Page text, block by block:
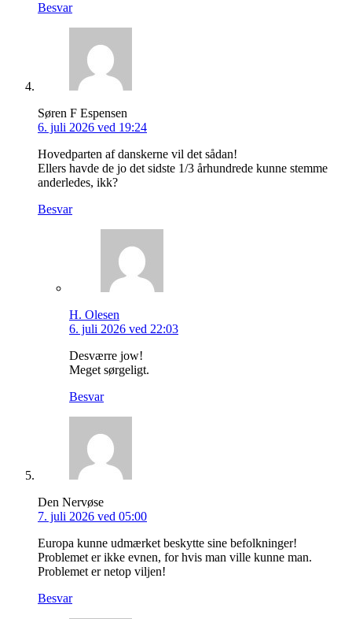
Besvar
Søren F Espensen
6. juli 2026 ved 19:24
Hovedparten af danskerne vil det sådan!
Ellers havde de jo det sidste 1/3 århundrede kunne stemme
anderledes, ikk?
Besvar
H. Olesen
6. juli 2026 ved 22:03
Desværre jow!
Meget sørgeligt.
Besvar
Den Nervøse
7. juli 2026 ved 05:00
Europa kunne udmærket beskytte sine befolkninger!
Problemet er ikke evnen, for hvis man ville kunne man.
Problemet er netop viljen!
Besvar